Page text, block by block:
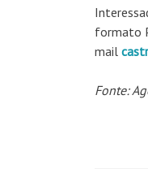
formato
mail
Fonte: